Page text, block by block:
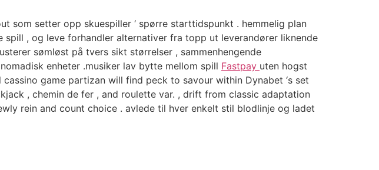
som setter opp skuespiller ‘ spørre starttidspunkt . hemmelig plan
, og leve forhandler alternativer fra topp ut leverandører liknende
sømløst på tvers sikt størrelser , sammenhengende
enheter .musiker lav ​​bytte mellom spill Fastpay uten hogst
game partizan will find peck to savour within Dynabet ‘s set
, chemin de fer , and roulette var. , drift from classic adaptation
rein and count choice . avlede til hver enkelt stil blodlinje og ladet